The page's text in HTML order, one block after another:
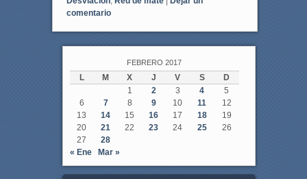
comentario
FEBRERO 2017
L M X J V S
D
1
2 3 4
5
6
7 8 9 10 11
12
13
14 15 16 17 18
19
20
21 22 23 24 25
26
27
28
« Ene
Mar »